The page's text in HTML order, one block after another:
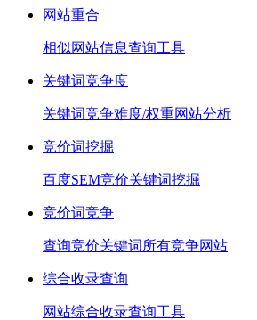
网站重合
相似网站信息查询工具
关键词竞争度
关键词竞争难度/权重网站分析
竞价词挖掘
百度SEM竞价关键词挖掘
竞价词竞争
查询竞价关键词所有竞争网站
综合收录查询
网站综合收录查询工具